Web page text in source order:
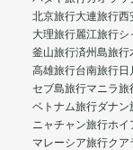
北京旅行大連旅行西
大理旅行麗江旅行シ
釜山旅行済州島旅行
高雄旅行台南旅行日
セブ島旅行マニラ旅
ベトナム旅行ダナン
ニャチャン旅行ホイ
マレーシア旅行クア